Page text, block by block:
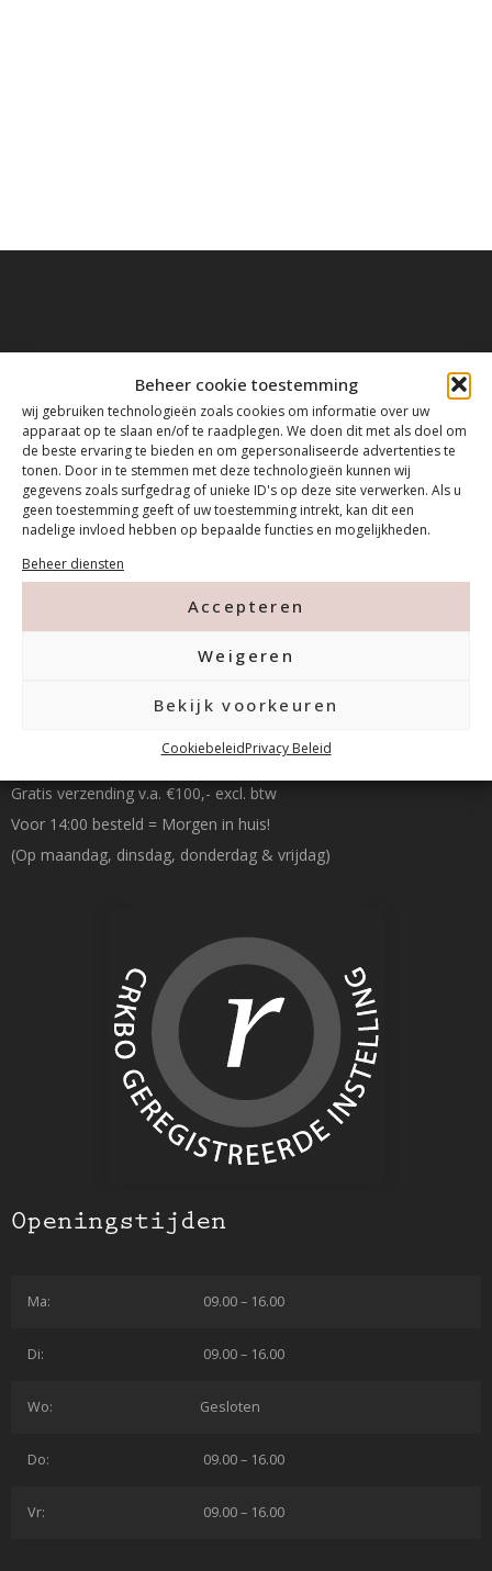
Beheer cookie toestemming
wij gebruiken technologieën zoals cookies om informatie over uw
apparaat op te slaan en/of te raadplegen. We doen dit met als doel om
de beste ervaring te bieden en om gepersonaliseerde advertenties te
tonen. Door in te stemmen met deze technologieën kunnen wij
gegevens zoals surfgedrag of unieke ID's op deze site verwerken. Als u
geen toestemming geeft of uw toestemming intrekt, kan dit een
nadelige invloed hebben op bepaalde functies en mogelijkheden.
Beheer diensten
Accepteren
Weigeren
Bekijk voorkeuren
CookiebeleidPrivacy Beleid
Tanthofdreef 7 2623 EW Delft
015-2120822
info@mfacademy.nl
Betalen & Verzenden
Gratis verzending v.a. €100,- excl. btw
Voor 14:00 besteld = Morgen in huis!
(Op maandag, dinsdag, donderdag & vrijdag)
Openingstijden
Ma: 09.00 – 16.00
Di: 09.00 – 16.00
Wo: Gesloten
Do: 09.00 – 16.00
Vr: 09.00 – 16.00